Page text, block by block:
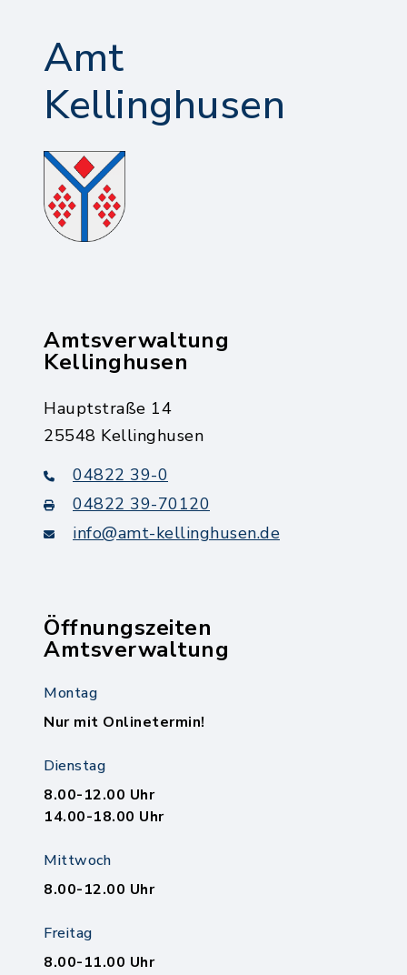
Amt
Kellinghusen
Amtsverwaltung
Kellinghusen
Hauptstraße 14
25548 Kellinghusen
04822 39-0
04822 39-70120
info@amt-kellinghusen.de
Öffnungszeiten
Amtsverwaltung
Montag
Nur mit Onlinetermin!
Dienstag
8.00-12.00 Uhr
14.00-18.00 Uhr
Mittwoch
8.00-12.00 Uhr
Freitag
8.00-11.00 Uhr